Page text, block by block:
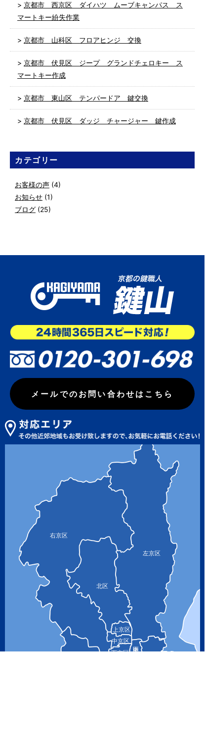
京都市 西京区 ダイハツ ムーブキャンパス ス
マートキー紛失作業
京都市 山科区 フロアヒンジ 交換
京都市 伏見区 ジープ グランドチェロキー ス
マートキー作成
京都市 東山区 テンパードア 鍵交換
京都市 伏見区 ダッジ チャージャー 鍵作成
カテゴリー
お客様の声 (4)
お知らせ (1)
ブログ (25)
メールでのお問い合わせはこちら
右京区
左京区
北区
上京区
中京区
下京区